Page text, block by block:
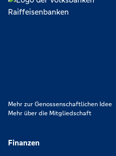
Mehr zur Genossenschaftlichen Idee
Mehr über die Mitgliedschaft
Finanzen